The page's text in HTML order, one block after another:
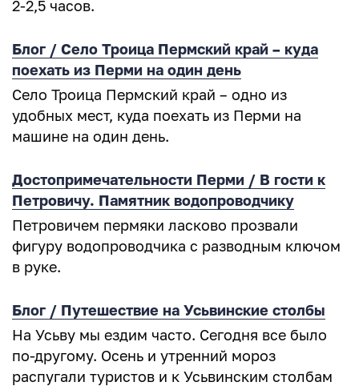
2-2,5 часов.
Блог / Село Троица Пермский край – куда
поехать из Перми на один день
Село Троица Пермский край – одно из
удобных мест, куда поехать из Перми на
машине на один день.
Достопримечательности Перми / В гости к
Петровичу. Памятник водопроводчику
Петровичем пермяки ласково прозвали
фигуру водопроводчика с разводным ключом
в руке.
Блог / Путешествие на Усьвинские столбы
На Усьву мы ездим часто. Сегодня все было
по-другому. Осень и утренний мороз
распугали туристов и к Усьвинским столбам